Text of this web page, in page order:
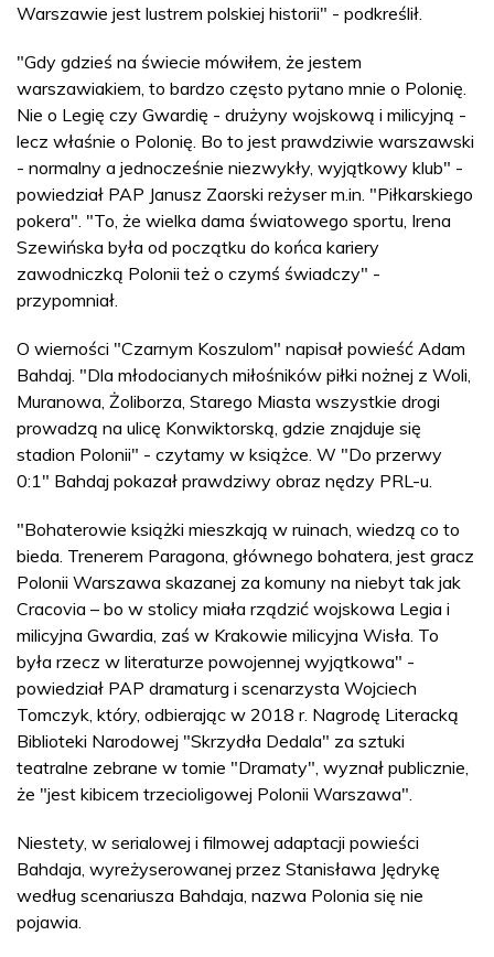
Warszawie jest lustrem polskiej historii" - podkreślił.
"Gdy gdzieś na świecie mówiłem, że jestem
warszawiakiem, to bardzo często pytano mnie o Polonię.
Nie o Legię czy Gwardię - drużyny wojskową i milicyjną -
lecz właśnie o Polonię. Bo to jest prawdziwie warszawski
- normalny a jednocześnie niezwykły, wyjątkowy klub" -
powiedział PAP Janusz Zaorski reżyser m.in. "Piłkarskiego
pokera". "To, że wielka dama światowego sportu, Irena
Szewińska była od początku do końca kariery
zawodniczką Polonii też o czymś świadczy" -
przypomniał.
O wierności "Czarnym Koszulom" napisał powieść Adam
Bahdaj. "Dla młodocianych miłośników piłki nożnej z Woli,
Muranowa, Żoliborza, Starego Miasta wszystkie drogi
prowadzą na ulicę Konwiktorską, gdzie znajduje się
stadion Polonii" - czytamy w książce. W "Do przerwy
0:1" Bahdaj pokazał prawdziwy obraz nędzy PRL-u.
"Bohaterowie książki mieszkają w ruinach, wiedzą co to
bieda. Trenerem Paragona, głównego bohatera, jest gracz
Polonii Warszawa skazanej za komuny na niebyt tak jak
Cracovia – bo w stolicy miała rządzić wojskowa Legia i
milicyjna Gwardia, zaś w Krakowie milicyjna Wisła. To
była rzecz w literaturze powojennej wyjątkowa" -
powiedział PAP dramaturg i scenarzysta Wojciech
Tomczyk, który, odbierając w 2018 r. Nagrodę Literacką
Biblioteki Narodowej "Skrzydła Dedala" za sztuki
teatralne zebrane w tomie "Dramaty", wyznał publicznie,
że "jest kibicem trzecioligowej Polonii Warszawa".
Niestety, w serialowej i filmowej adaptacji powieści
Bahdaja, wyreżyserowanej przez Stanisława Jędrykę
według scenariusza Bahdaja, nazwa Polonia się nie
pojawia.